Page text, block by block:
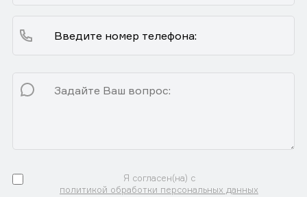
Я согласен(на) с
политикой обработки персональных данных